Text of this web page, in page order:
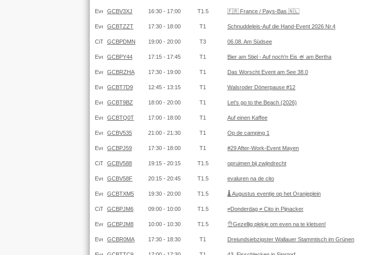
GCBV3XJ 16:30 - 17:00 T1.5 🇫🇷 France / Pays-Bas 🇳🇱
GCBTZZT 17:30 - 18:00 T1 Schnuddeleis-Auf die Hand-Event 2026 Nr.4
GCBPDMN 19:00 - 20:00 T3 06.08. Am Südsee
GCBPY44 17:15 - 17:45 T1 Bier am Stiel - Auf noch'n Eis 🍧 am Bertha
GCBRZHA 17:30 - 19:00 T1 Das Worscht Event am See 38.0
GCBT7D9 12:45 - 13:15 T1 Walsroder Dönerpause #12
GCBT9BZ 18:00 - 20:00 T1 Let's go to the Beach (2026)
GCBTQ0T 17:00 - 18:00 T1 Auf einen Kaffee
GCBV535 21:00 - 21:30 T1 Op de camping 1
GCBPJ59 17:30 - 18:00 T1 #29 After-Work-Event Mayen
GCBV588 19:15 - 20:15 T1.5 opruimen bij zwijndrecht
GCBV58F 20:15 - 20:45 T1.5 evaluren na de cito
GCBTXM5 19:30 - 20:00 T1.5 🌡 Augustus eventje op het Oranjeplein
GCBPJM6 09:00 - 10:00 T1.5 ≠Donderdag ≠ Cito in Pijnacker
GCBPJM8 10:00 - 10:30 T1.5 👌Gezellig plekje om even na te kletsen!
GCBR0MA 17:30 - 18:30 T1 Dreiundsiebzigster Wallauer Stammtisch im Grünen